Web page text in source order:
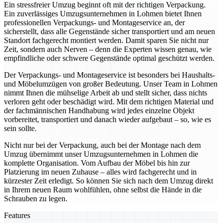
Ein stressfreier Umzug beginnt oft mit der richtigen Verpackung.
Ein zuverlässiges Umzugsunternehmen in Lohmen bietet Ihnen
professionellen Verpackungs- und Montageservice an, der
sicherstellt, dass alle Gegenstände sicher transportiert und am neuen
Standort fachgerecht montiert werden. Damit sparen Sie nicht nur
Zeit, sondern auch Nerven – denn die Experten wissen genau, wie
empfindliche oder schwere Gegenstände optimal geschützt werden.
Der Verpackungs- und Montageservice ist besonders bei Haushalts-
und Möbelumzügen von großer Bedeutung. Unser Team in Lohmen
nimmt Ihnen die mühselige Arbeit ab und stellt sicher, dass nichts
verloren geht oder beschädigt wird. Mit dem richtigen Material und
der fachmännischen Handhabung wird jedes einzelne Objekt
vorbereitet, transportiert und danach wieder aufgebaut – so, wie es
sein sollte.
Nicht nur bei der Verpackung, auch bei der Montage nach dem
Umzug übernimmt unser Umzugsunternehmen in Lohmen die
komplette Organisation. Vom Aufbau der Möbel bis hin zur
Platzierung im neuen Zuhause – alles wird fachgerecht und in
kürzester Zeit erledigt. So können Sie sich nach dem Umzug direkt
in Ihrem neuen Raum wohlfühlen, ohne selbst die Hände in die
Schrauben zu legen.
Features